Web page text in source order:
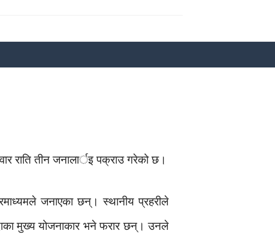
राति तीन जनालार्इ पक्राउ गरेको छ।
जनाएका छन्। स्थानीय प्रहरीले
मुख्य योजनाकार भने फरार छन्। उनले